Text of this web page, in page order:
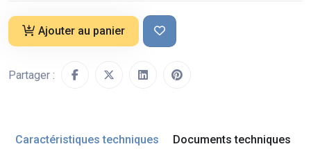
Ajouter au panier
Partager :
Caractéristiques techniques Documents techniques